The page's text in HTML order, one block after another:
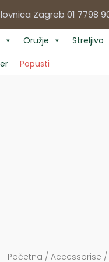
Zagreb 01 7798
Oružje Streljivo
Popusti
Početna / Accessorise /